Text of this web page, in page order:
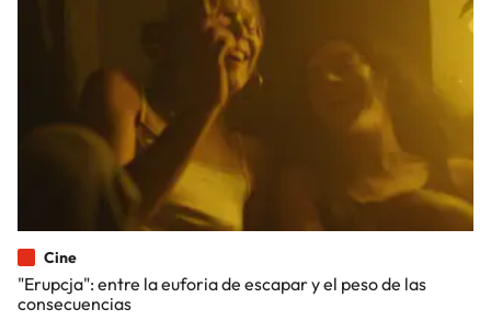
Cine
"Erupcja": entre la euforia de escapar y el peso de las
consecuencias